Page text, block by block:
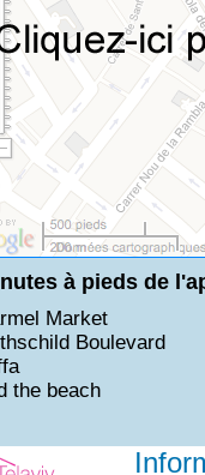
à pieds de
Market
Boulevard
the beach